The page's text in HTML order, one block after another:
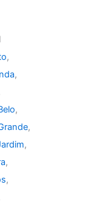
,
,
,
,
,
,
,